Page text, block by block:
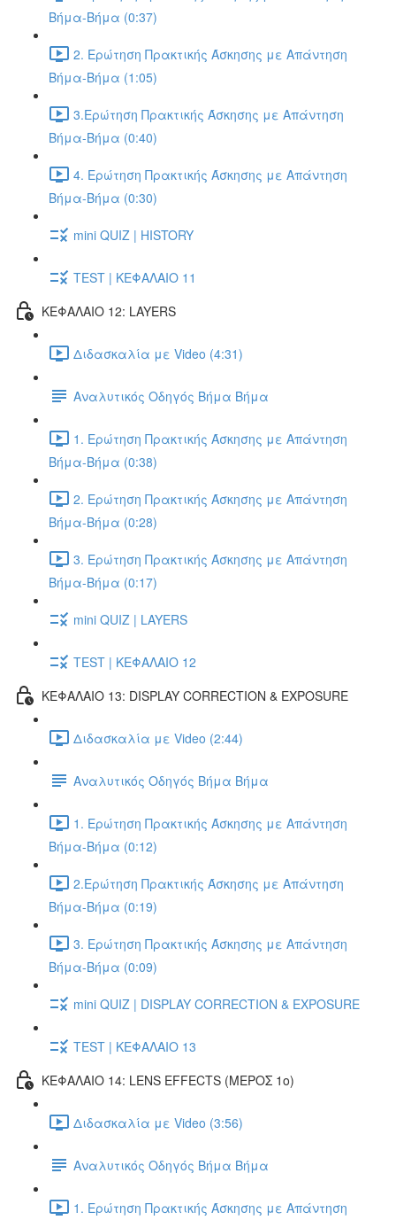
Βήμα-Βήμα (0:37)
2. Ερώτηση Πρακτικής Άσκησης με Απάντηση
Βήμα-Βήμα (1:05)
3.Ερώτηση Πρακτικής Άσκησης με Απάντηση
Βήμα-Βήμα (0:40)
4. Ερώτηση Πρακτικής Άσκησης με Απάντηση
Βήμα-Βήμα (0:30)
mini QUIZ | HISTORY
TEST | ΚΕΦΑΛΑΙΟ 11
ΚΕΦΑΛΑΙΟ 12: LAYERS
Διδασκαλία με Video (4:31)
Αναλυτικός Οδηγός Βήμα Βήμα
1. Ερώτηση Πρακτικής Άσκησης με Απάντηση
Βήμα-Βήμα (0:38)
2. Ερώτηση Πρακτικής Άσκησης με Απάντηση
Βήμα-Βήμα (0:28)
3. Ερώτηση Πρακτικής Άσκησης με Απάντηση
Βήμα-Βήμα (0:17)
mini QUIZ | LAYERS
TEST | ΚΕΦΑΛΑΙΟ 12
ΚΕΦΑΛΑΙΟ 13: DISPLAY CORRECTION & EXPOSURE
Διδασκαλία με Video (2:44)
Αναλυτικός Οδηγός Βήμα Βήμα
1. Ερώτηση Πρακτικής Άσκησης με Απάντηση
Βήμα-Βήμα (0:12)
2.Ερώτηση Πρακτικής Άσκησης με Απάντηση
Βήμα-Βήμα (0:19)
3. Ερώτηση Πρακτικής Άσκησης με Απάντηση
Βήμα-Βήμα (0:09)
mini QUIZ | DISPLAY CORRECTION & EXPOSURE
TEST | ΚΕΦΑΛΑΙΟ 13
ΚΕΦΑΛΑΙΟ 14: LENS EFFECTS (ΜΕΡΟΣ 1ο)
Διδασκαλία με Video (3:56)
Αναλυτικός Οδηγός Βήμα Βήμα
1. Ερώτηση Πρακτικής Άσκησης με Απάντηση